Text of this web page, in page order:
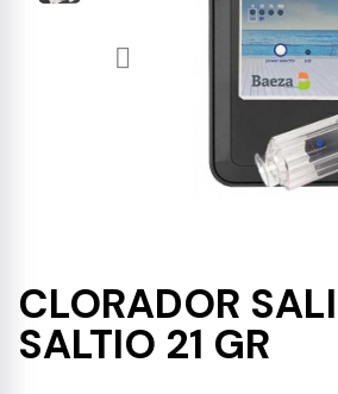
CLORADOR
SALTIO 21 GR